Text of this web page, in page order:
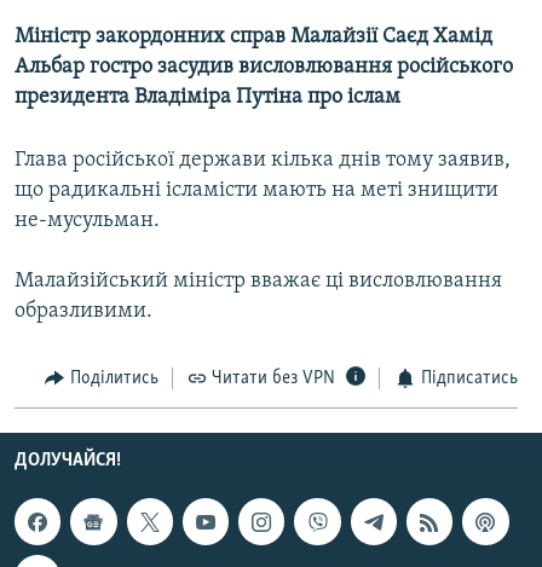
МУЛЬТИМЕДІА
ФОТО
ПОДКАСТИ
РУС
УКР
Міністр закордонних справ Малайзії Саєд Хамід
Альбар гостро засудив висловлювання російського
президента Владіміра Путіна про іслам
Глава російської держави кілька днів тому заявив,
що радикальні ісламісти мають на меті знищити
не-мусульман.
Малайзійський міністр вважає ці висловлювання
образливими.
Поділитись Читати без VPN Підписатись
ДОЛУЧАЙСЯ!